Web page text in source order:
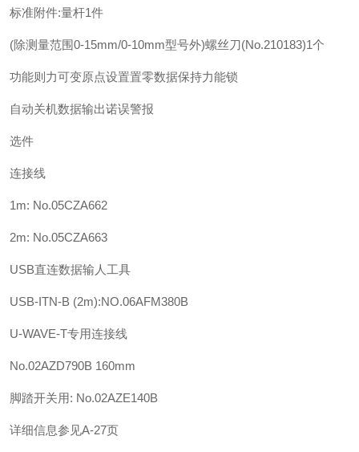
标准附件:量杆1件
(除测量范围0-15mm/0-10mm型号外)螺丝刀(No.210183)1个
功能则力可变原点设置置零数据保持力能锁
自动关机数据输出诺误警报
选件
连接线
1m: No.05CZA662
2m: No.05CZA663
USB直连数据输人工具
USB-ITN-B (2m):NO.06AFM380B
U-WAVE-T专用连接线
No.02AZD790B 160mm
脚踏开关用: No.02AZE140B
详细信息参见A-27页